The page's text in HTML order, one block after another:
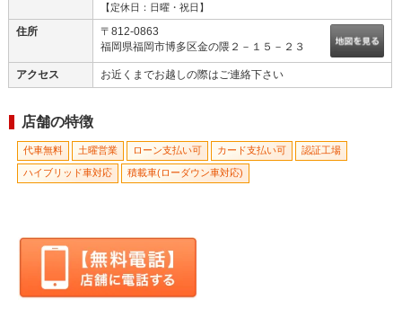
【定休日：日曜・祝日】
住所
〒812-0863
福岡県福岡市博多区金の隈２－１５－２３
アクセス お近くまでお越しの際はご連絡下さい
店舗の特徴
代車無料 土曜営業 ローン支払い可 カード支払い可 認証工場
ハイブリッド車対応 積載車(ローダウン車対応)